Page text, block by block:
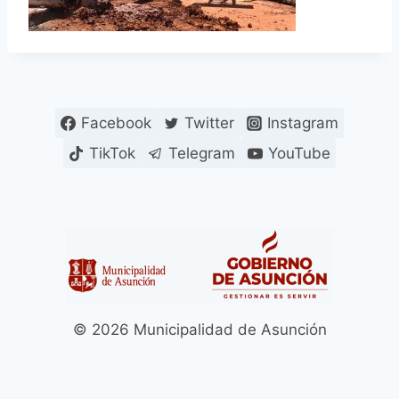
Facebook Twitter
Instagram
TikTok
Telegram YouTube
© 2026 Municipalidad de Asunción